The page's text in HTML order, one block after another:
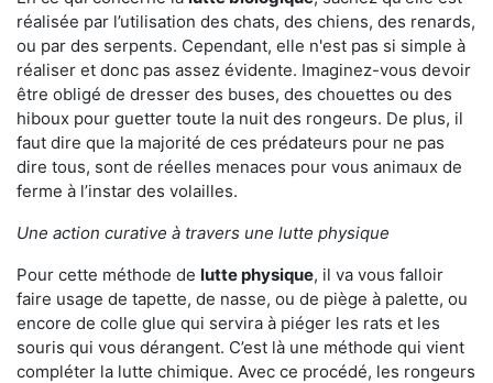
réalisée par l’utilisation des chats, des chiens, des renards,
ou par des serpents. Cependant, elle n'est pas si simple à
réaliser et donc pas assez évidente. Imaginez-vous devoir
être obligé de dresser des buses, des chouettes ou des
hiboux pour guetter toute la nuit des rongeurs. De plus, il
faut dire que la majorité de ces prédateurs pour ne pas
dire tous, sont de réelles menaces pour vous animaux de
ferme à l’instar des volailles.
Une action curative à travers une lutte physique
Pour cette méthode de lutte physique, il va vous falloir
faire usage de tapette, de nasse, ou de piège à palette, ou
encore de colle glue qui servira à piéger les rats et les
souris qui vous dérangent. C’est là une méthode qui vient
compléter la lutte chimique. Avec ce procédé, les rongeurs